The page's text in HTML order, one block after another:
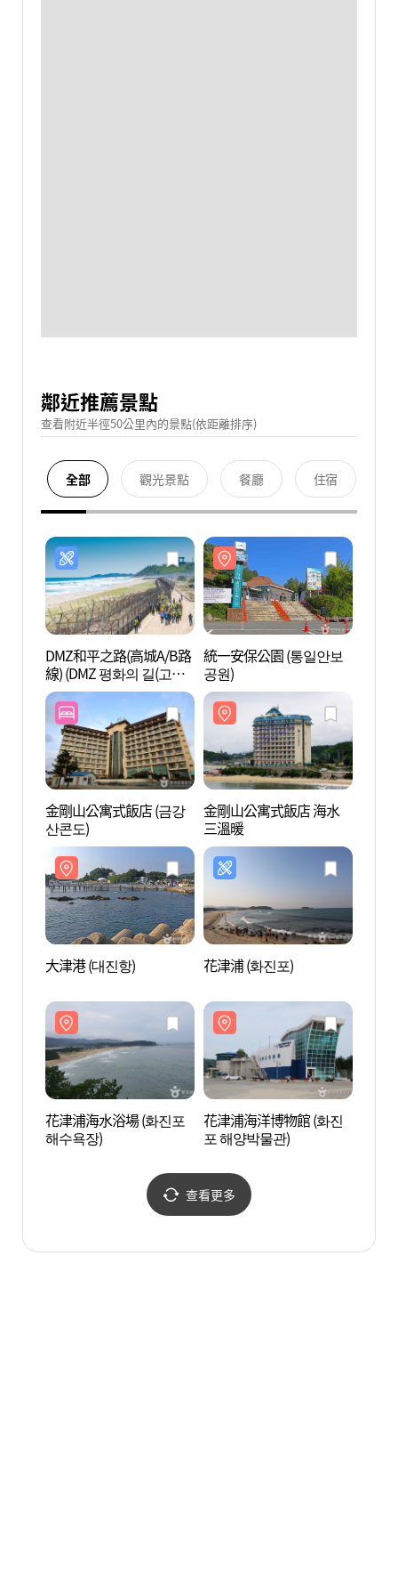
鄰近推薦景點
查看附近半徑50公里內的景點(依距離排序)
全部 觀光景點 餐廳 住宿
DMZ和平之路(高城A/B路
線) (DMZ 평화의 길(고성
A/B코스))
統一安保公園 (통일안보
공원)
金剛山公寓式飯店 (금강
산콘도)
金剛山公寓式飯店 海水
三溫暖
大津港 (대진항) 花津浦 (화진포)
花津浦海水浴場 (화진포
해수욕장)
花津浦海洋博物館 (화진
포 해양박물관)
查看更多